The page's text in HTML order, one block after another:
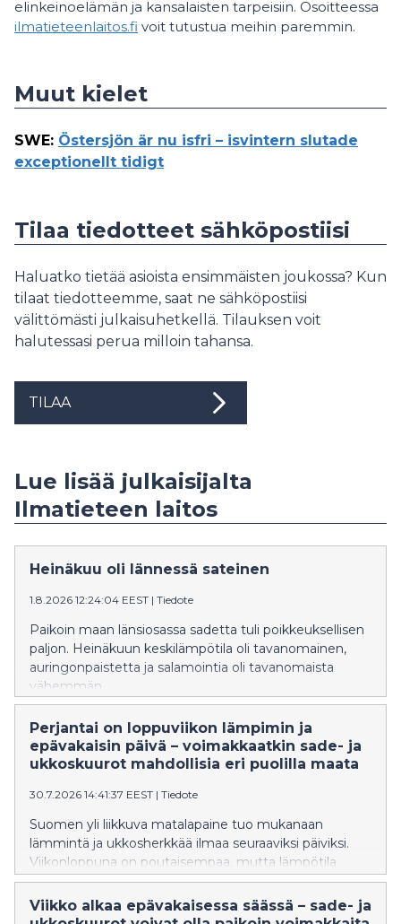
elinkeinoelämän ja kansalaisten tarpeisiin. Osoitteessa
ilmatieteenlaitos.fi voit tutustua meihin paremmin.
Muut kielet
SWE: Östersjön är nu isfri – isvintern slutade
exceptionellt tidigt
Tilaa tiedotteet sähköpostiisi
Haluatko tietää asioista ensimmäisten joukossa? Kun
tilaat tiedotteemme, saat ne sähköpostiisi
välittömästi julkaisuhetkellä. Tilauksen voit
halutessasi perua milloin tahansa.
TILAA
Lue lisää julkaisijalta
Ilmatieteen laitos
Heinäkuu oli lännessä sateinen
1.8.2026 12:24:04 EEST | Tiedote
Paikoin maan länsiosassa sadetta tuli poikkeuksellisen
paljon. Heinäkuun keskilämpötila oli tavanomainen,
auringonpaistetta ja salamointia oli tavanomaista
vähemmän.
Perjantai on loppuviikon lämpimin ja
epävakaisin päivä – voimakkaatkin sade- ja
ukkoskuurot mahdollisia eri puolilla maata
30.7.2026 14:41:37 EEST | Tiedote
Suomen yli liikkuva matalapaine tuo mukanaan
lämmintä ja ukkosherkkää ilmaa seuraaviksi päiviksi.
Viikonloppuna on poutaisempaa, mutta lämpötila
laskee hieman.
Viikko alkaa epävakaisessa säässä – sade- ja